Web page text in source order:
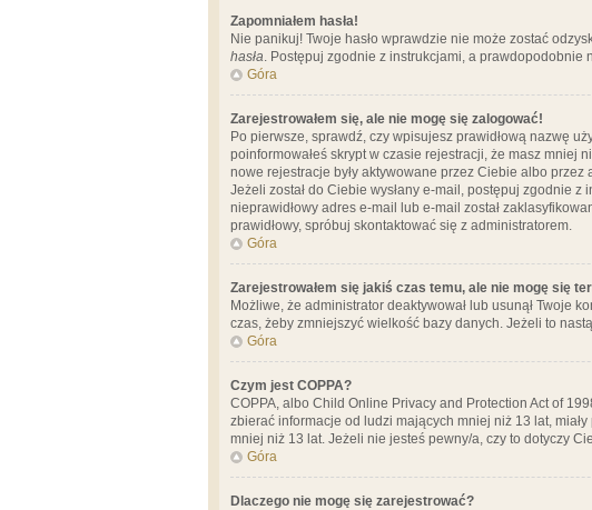
Zapomniałem hasła!
Nie panikuj! Twoje hasło wprawdzie nie może zostać
hasła. Postępuj zgodnie z instrukcjami, a prawdopodobnie
Góra
Zarejestrowałem się, ale nie mogę się zalogować!
Po pierwsze, sprawdź, czy wpisujesz prawidłową nazwę
poinformowałeś skrypt w czasie rejestracji, że masz mniej
nowe rejestracje były aktywowane przez Ciebie albo
Jeżeli został do Ciebie wysłany e-mail, postępuj zgodnie
nieprawidłowy adres e-mail lub e-mail został
prawidłowy, spróbuj skontaktować się z administratorem.
Góra
Zarejestrowałem się jakiś czas temu, ale nie mogę się
Możliwe, że administrator deaktywował lub usunął Twoje
czas, żeby zmniejszyć wielkość bazy danych. Jeżeli to
Góra
Czym jest COPPA?
COPPA, albo Child Online Privacy and Protection Act of
zbierać informacje od ludzi mających mniej niż 13 lat,
mniej niż 13 lat. Jeżeli nie jesteś pewny/a, czy to dotyczy
Góra
Dlaczego nie mogę się zarejestrować?